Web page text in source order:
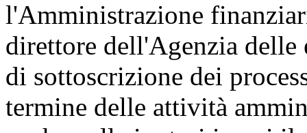
l'Amministrazione
direttore dell'Agenzia
di sottoscrizione dei
termine delle attività